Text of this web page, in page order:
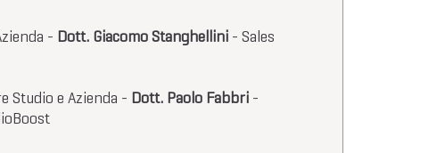
- Dott. Giacomo Stanghellini - Sales
Studio e Azienda - Dott. Paolo Fabbri -